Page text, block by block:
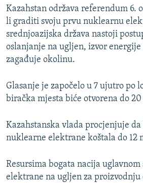
POST SCRIPTUM
MOJA EVROPA
TRI DECENIJE OD RATA U BIH
SVE KARTE DEJTONA
NASTANAK I RASPAD JUGOSLAVIJE
Kazahstan održava referendum 6.
li graditi svoju prvu nuklearnu
srednjoazijska država nastoji
oslanjanje na ugljen, izvor
zagađuje okolinu.
Glasanje je započelo u 7 ujutro po
biračka mjesta biće otvorena do 20
Kazahstanska vlada procjenjuje
nuklearne elektrane koštala do 12
Resursima bogata nacija uglavnom
elektrane na ugljen za